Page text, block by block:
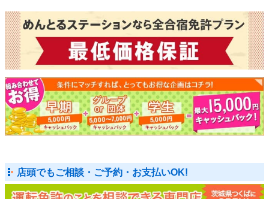
店頭でもご相談・ご予約・お支払いOK!